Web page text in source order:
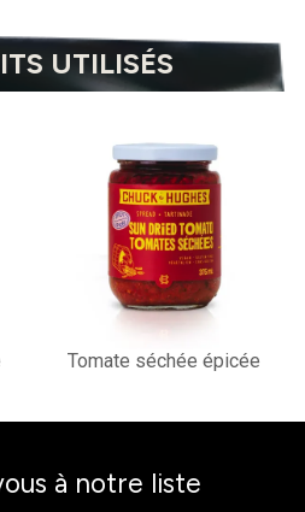
UTILISÉS
Tomate séchée épicée
à notre liste